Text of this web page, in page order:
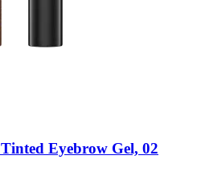
Tinted Eyebrow Gel, 02